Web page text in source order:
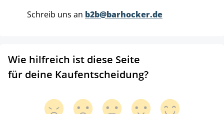
Schreib uns an b2b@barhocker.de
Wie hilfreich ist diese Seite
für deine Kaufentscheidung?